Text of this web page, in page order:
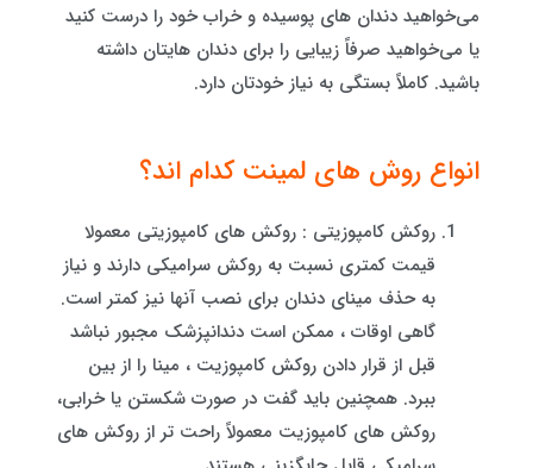
می‌خواهید دندان های پوسیده و خراب خود را درست کنید
یا می‌خواهید صرفاً زیبایی را برای دندان هایتان داشته
باشید. کاملاً بستگی به نیاز خودتان دارد.
انواع روش های لمینت کدام اند؟
روکش کامپوزیتی : روکش های کامپوزیتی معمولا
قیمت کمتری نسبت به روکش سرامیکی دارند و نیاز
به حذف مینای دندان برای نصب آنها نیز کمتر است.
گاهی اوقات ، ممکن است دندانپزشک مجبور نباشد
قبل از قرار دادن روکش کامپوزیت ، مینا را از بین
ببرد. همچنین باید گفت در صورت شکستن یا خرابی،
روکش های کامپوزیت معمولاً راحت تر از روکش های